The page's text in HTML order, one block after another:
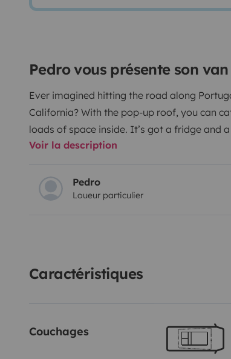
Pedro vous présente son van
Ever imagined hitting the road along
California? With the pop-up roof, you can
loads of space inside. It’s got a fridge and
meals. The extra battery and solar panel
makes it super cozy inside. This VW
Portugal’s 800 km of amazing coastline!
Voir la description
Pedro
Loueur particulier
Caractéristiques
Couchages